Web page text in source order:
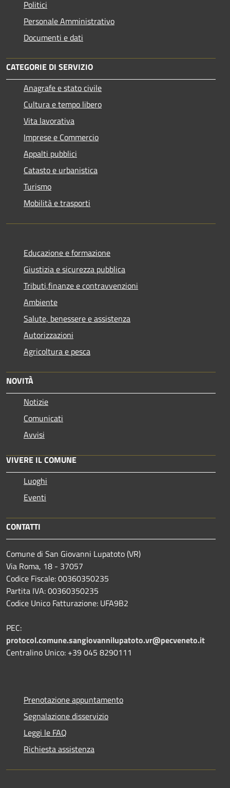
Politici
Personale Amministrativo
Documenti e dati
CATEGORIE DI SERVIZIO
Anagrafe e stato civile
Cultura e tempo libero
Vita lavorativa
Imprese e Commercio
Appalti pubblici
Catasto e urbanistica
Turismo
Mobilità e trasporti
Educazione e formazione
Giustizia e sicurezza pubblica
Tributi,finanze e contravvenzioni
Ambiente
Salute, benessere e assistenza
Autorizzazioni
Agricoltura e pesca
NOVITÀ
Notizie
Comunicati
Avvisi
VIVERE IL COMUNE
Luoghi
Eventi
CONTATTI
Comune di San Giovanni Lupatoto (VR)
Via Roma, 18 - 37057
Codice Fiscale: 00360350235
Partita IVA: 00360350235
Codice Unico Fatturazione: UFA9B2
PEC:
protocol.comune.sangiovannilupatoto.vr@pecveneto.it
Centralino Unico: +39 045 8290111
Prenotazione appuntamento
Segnalazione disservizio
Leggi le FAQ
Richiesta assistenza